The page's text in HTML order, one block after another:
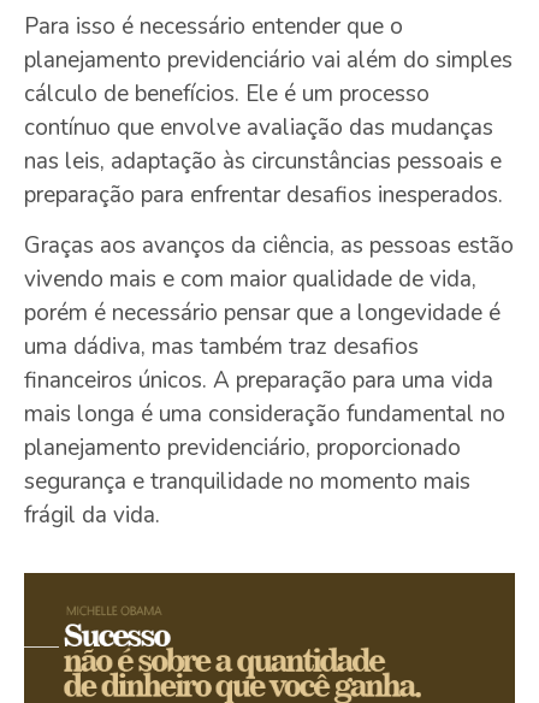
Para isso é necessário entender que o
planejamento previdenciário vai além do simples
cálculo de benefícios. Ele é um processo
contínuo que envolve avaliação das mudanças
nas leis, adaptação às circunstâncias pessoais e
preparação para enfrentar desafios inesperados.
Graças aos avanços da ciência, as pessoas estão
vivendo mais e com maior qualidade de vida,
porém é necessário pensar que a longevidade é
uma dádiva, mas também traz desafios
financeiros únicos. A preparação para uma vida
mais longa é uma consideração fundamental no
planejamento previdenciário, proporcionado
segurança e tranquilidade no momento mais
frágil da vida.